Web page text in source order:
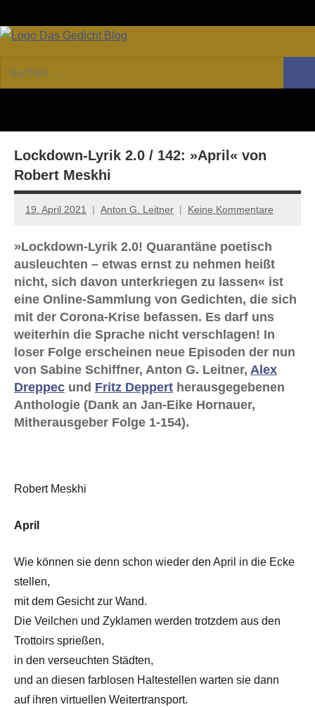
Inhalt
GEDICHT
Forum
von
Lyrik,
Essay
Suchen
nach:
Lockdown-Lyrik 2.0 / 142: »April« von
Robert Meskhi
19. April 2021 Anton G. Leitner Keine Kommentare
»Lockdown-Lyrik 2.0! Quarantäne poetisch
ausleuchten – etwas ernst zu nehmen heißt
nicht, sich davon unterkriegen zu lassen« ist
eine Online-Sammlung von Gedichten, die sich
mit der Corona-Krise befassen. Es darf uns
weiterhin die Sprache nicht verschlagen! In
loser Folge erscheinen neue Episoden der nun
von Sabine Schiffner, Anton G. Leitner, Alex
Dreppec und Fritz Deppert herausgegebenen
Anthologie (Dank an Jan-Eike Hornauer,
Mitherausgeber Folge 1-154).
Robert Meskhi
April
Wie können sie denn schon wieder den April in die Ecke
stellen,
mit dem Gesicht zur Wand.
Die Veilchen und Zyklamen werden trotzdem aus den
Trottoirs sprießen,
in den verseuchten Städten,
und an diesen farblosen Haltestellen warten sie dann
auf ihren virtuellen Weitertransport.